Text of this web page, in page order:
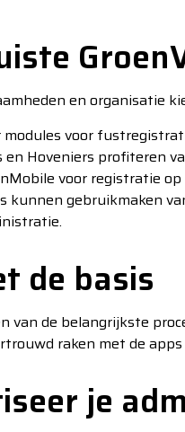
en organisatie
voor
Hoveniers profiteren
voor registratie op
kunnen gebruikmaken
de basis
de belangrijkste
raken met de
je